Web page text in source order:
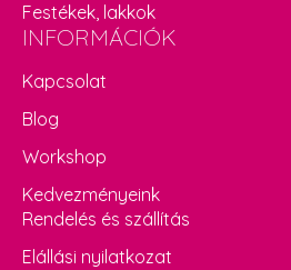
Festékek, lakkok
INFORMÁCIÓK
Kapcsolat
Blog
Workshop
Kedvezményeink
Rendelés és szállítás
Elállási nyilatkozat